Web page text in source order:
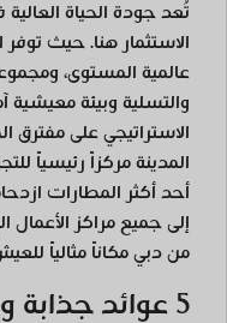
تُعد جودة الحياة
الاستثمار هنا. حيث
عالمية المستوى،
والتسلية وبيئة معيشية
الاستراتيجي على مفترق
المدينة مركزاً رئيسياً
أحد أكثر المطارات
إلى جميع مراكز الأعمال
من دبي مكاناً مثالياً
5 عوائد جذابة وطلب قوي